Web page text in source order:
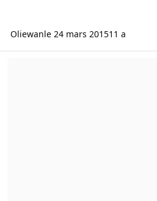
Oliewanle 24 mars 201511 a